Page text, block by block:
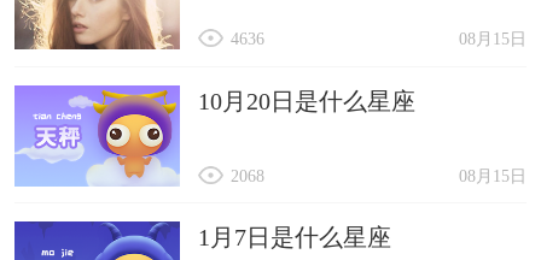
08月15日
4636
10月20日是什么星座
08月15日
2068
1月7日是什么星座